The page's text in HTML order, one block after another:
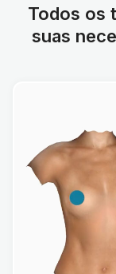
Todos os
suas